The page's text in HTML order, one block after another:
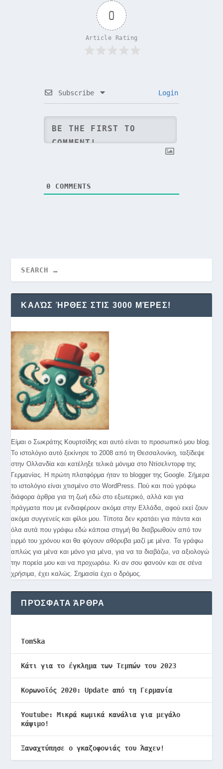
0
Article Rating
Subscribe Login
0 COMMENTS
ΚΑΛΏΣ ΉΡΘΕΣ ΣΤΙΣ 3000 ΜΈΡΕΣ!
Είμαι ο Σωκράτης Κουρτσίδης και αυτό είναι το προσωπικό μου blog.
Το ιστολόγιο αυτό ξεκίνησε το 2008 από τη Θεσσαλονίκη, ταξίδεψε
στην Ολλανδία και κατέληξε τελικά μόνιμα στο Ντίσελντορφ της
Γερμανίας. Η πρώτη πλατφόρμα ήταν το blogger της Google. Σήμερα
το ιστολόγιο είναι χτισμένο στο WordPress. Πού και πού γράφω
διάφορα άρθρα για τη ζωή εδώ στο εξωτερικό, αλλά και για
πράγματα που με ενδιαφέρουν ακόμα στην Ελλάδα, αφού εκεί ζουν
ακόμα συγγενείς και φίλοι μου. Τίποτα δεν κρατάει για πάντα και
όλα αυτά που γράφω εδώ κάποια στιγμή θα διαβρωθούν από τον
ειρμό του χρόνου και θα φύγουν αθόρυβα μαζί με μένα. Τα γράφω
απλώς για μένα και μόνο για μένα, για να τα διαβάζω, να αξιολογώ
την πορεία μου και να προχωράω. Κι αν σου φανούν και σε σένα
χρήσιμα, έχει καλώς. Σημασία έχει ο δρόμος.
ΠΡΌΣΦΑΤΑ ΆΡΘΡΑ
TomSka
Κάτι για το έγκλημα των Τεμπών του 2023
Κορωνοϊός 2020: Update από τη Γερμανία
Youtube: Μικρά κωμικά κανάλια για μεγάλο
κάψιμο!
Ξαναχτύπησε ο γκαζοφονιάς του Άαχεν!